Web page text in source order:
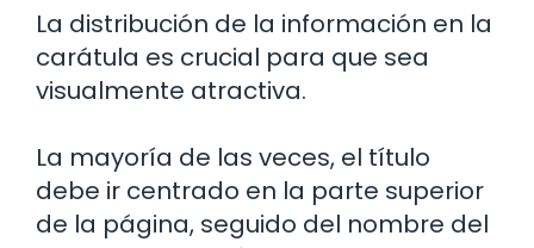
La distribución de la información en la
carátula es crucial para que sea
visualmente atractiva.
La mayoría de las veces, el título
debe ir centrado en la parte superior
de la página, seguido del nombre del